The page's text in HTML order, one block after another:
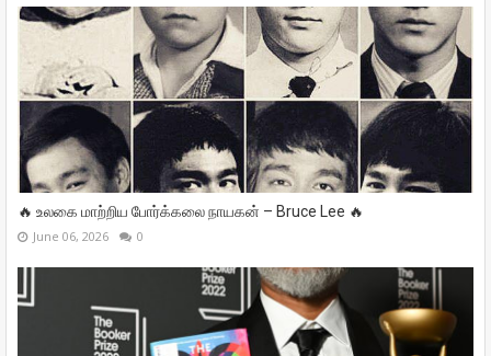
🔥 உலகை மாற்றிய போர்க்கலை நாயகன் – Bruce Lee 🔥
June 06, 2026 0